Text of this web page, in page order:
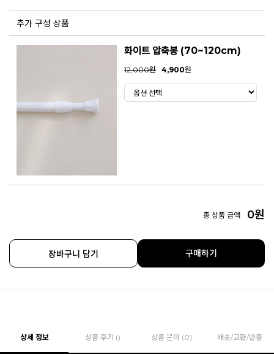
추가 구성 상품
화이트 압축봉 (70~120cm)
12,000원 4,900원
총 상품 금액 0원
장바구니 담기 구매하기
상세 정보 상품 후기 () 상품 문의 (0) 배송/교환/반품